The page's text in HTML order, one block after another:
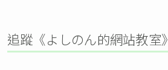
追蹤《よしのん的網站教室》